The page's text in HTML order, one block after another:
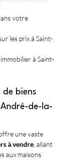
votre
les prix à Saint-
à Saint-
de biens
de-la-
une vaste
à vendre , allant
aux maisons